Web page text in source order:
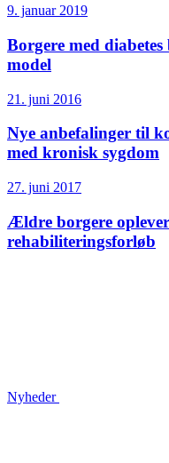
9. januar 2019
Borgere med
model
21. juni 2016
Nye anbefalinger til
med kronisk sygdom
27. juni 2017
Ældre borgere
rehabiliteringsforløb
Nyheder